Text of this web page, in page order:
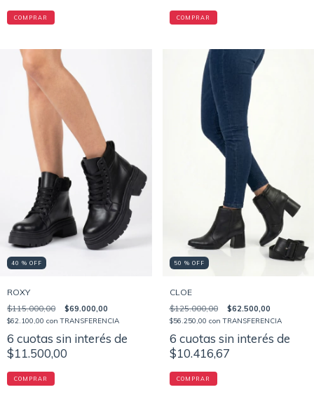
COMPRAR COMPRAR
40 % OFF
ROXY
$115.000,00 $69.000,00
$62.100,00 con TRANSFERENCIA
6 cuotas sin interés de
$11.500,00
COMPRAR
50 % OFF
CLOE
$125.000,00 $62.500,00
$56.250,00 con TRANSFERENCIA
6 cuotas sin interés de
$10.416,67
COMPRAR